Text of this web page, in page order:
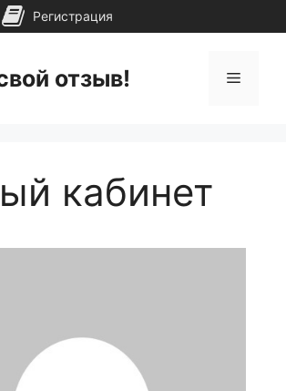
отзыв! Меню
кабинет
Регистрация